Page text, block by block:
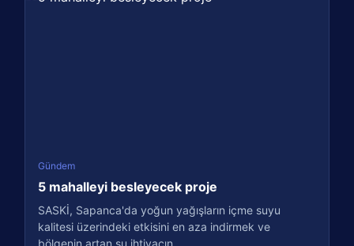
Gündem
5 mahalleyi besleyecek proje
SASKİ, Sapanca'da yoğun yağışların içme suyu
kalitesi üzerindeki etkisini en aza indirmek ve
bölgenin artan su ihtiyacın...